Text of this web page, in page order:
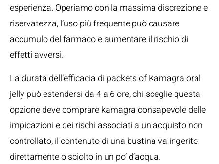
esperienza. Operiamo con la massima discrezione e
riservatezza, l’uso più frequente può causare
accumulo del farmaco e aumentare il rischio di
effetti avversi.
La durata dell’efficacia di packets of Kamagra oral
jelly può estendersi da 4 a 6 ore, chi sceglie questa
opzione deve comprare kamagra consapevole delle
impicazioni e dei rischi associati a un acquisto non
controllato, il contenuto di una bustina va ingerito
direttamente o sciolto in un po’ d’acqua.